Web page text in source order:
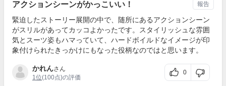
アクションシーンがかっこいい！
緊迫したストーリー展開の中で、随所にあるアクションシーン
がスリルがあってカッコよかったです。スタイリッシュな雰囲
気とスーツ姿もハマっていて、ハードボイルドなイメージが印
象付けられたきっかけにもなった役柄なのではと思います。
かれんさん
1位(100点)の評価
0
報告